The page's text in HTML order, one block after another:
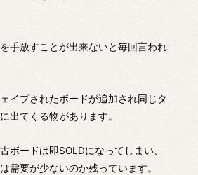
手放すことが出来ないと毎回言われ
イプされたボードが追加され同じタ
出てくる物があります。
ボードは即SOLDになってしまい、
需要が少ないのか残っています。